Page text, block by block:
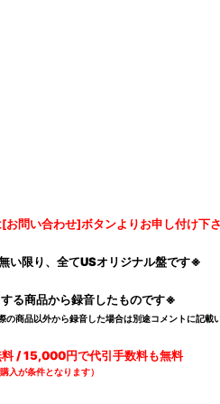
問い合わせ]ボタンよりお申し付け下
い限り、全てUSオリジナル盤です※
る商品から録音したものです※
商品以外から録音した場合は別途コメントに記載
/ 15,000円で代引手数料も無料
入が条件となります）